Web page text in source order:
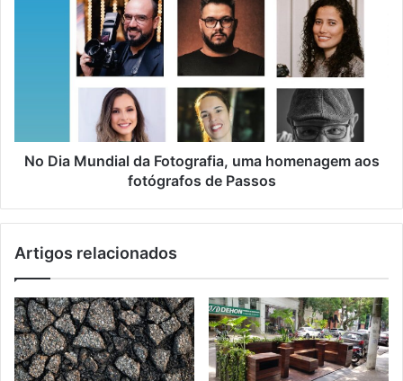
No Dia Mundial da Fotografia, uma homenagem aos
fotógrafos de Passos
Artigos relacionados